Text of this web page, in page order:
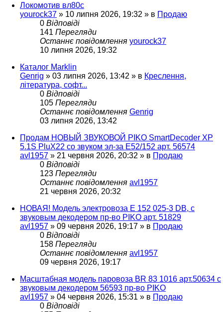
Локомотив вл80с
yourock37 » 10 липня 2026, 19:32 » в Продаю
0 Відповіді
141 Перегляди
Останнє повідомлення yourock37
10 липня 2026, 19:32
Каталог Marklin
Genrig » 03 липня 2026, 13:42 » в Креслення,
література, софт...
0 Відповіді
105 Перегляди
Останнє повідомлення Genrig
03 липня 2026, 13:42
Продам НОВЫЙ ЗВУКОВОЙ PIKO SmartDecoder XP
5.1S PluX22 со звуком эл-за Е52/152 арт. 56574
avl1957 » 21 червня 2026, 20:32 » в Продаю
0 Відповіді
123 Перегляди
Останнє повідомлення avl1957
21 червня 2026, 20:32
НОВАЯ! Модель электровоза Е 152 025-3 DB, с
звуковым декодером пр-во PIKO арт. 51829
avl1957 » 09 червня 2026, 19:17 » в Продаю
0 Відповіді
158 Перегляди
Останнє повідомлення avl1957
09 червня 2026, 19:17
Масштабная модель паровоза BR 83 1016 арт.50634 с
звуковым декодером 56593 пр-во PIKO
avl1957 » 04 червня 2026, 15:31 » в Продаю
0 Відповіді